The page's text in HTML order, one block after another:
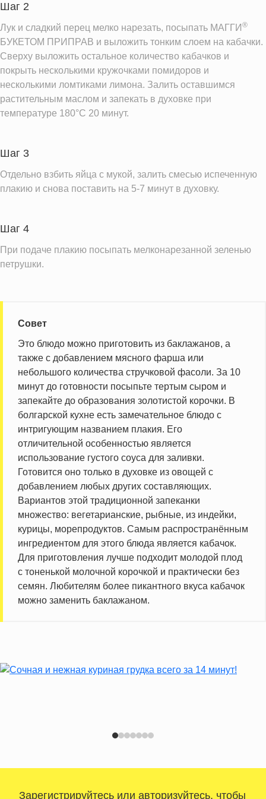
Шаг 2
Лук и сладкий перец мелко нарезать, посыпать МАГГИ ®
БУКЕТОМ ПРИПРАВ и выложить тонким слоем на кабачки.
Сверху выложить остальное количество кабачков и
покрыть несколькими кружочками помидоров и
несколькими ломтиками лимона. Залить оставшимся
растительным маслом и запекать в духовке при
температуре 180°С 20 минут.
Шаг 3
Отдельно взбить яйца с мукой, залить смесью испеченную
плакию и снова поставить на 5-7 минут в духовку.
Шаг 4
При подаче плакию посыпать мелконарезанной зеленью
петрушки.
Совет
Это блюдо можно приготовить из баклажанов, а
также с добавлением мясного фарша или
небольшого количества стручковой фасоли. За 10
минут до готовности посыпьте тертым сыром и
запекайте до образования золотистой корочки. В
болгарской кухне есть замечательное блюдо с
интригующим названием плакия. Его
отличительной особенностью является
использование густого соуса для заливки.
Готовится оно только в духовке из овощей с
добавлением любых других составляющих.
Вариантов этой традиционной запеканки
множество: вегетарианские, рыбные, из индейки,
курицы, морепродуктов. Самым распространённым
ингредиентом для этого блюда является кабачок.
Для приготовления лучше подходит молодой плод
с тоненькой молочной корочкой и практически без
семян. Любителям более пикантного вкуса кабачок
можно заменить баклажаном.
Зарегистрируйтесь или авторизуйтесь, чтобы